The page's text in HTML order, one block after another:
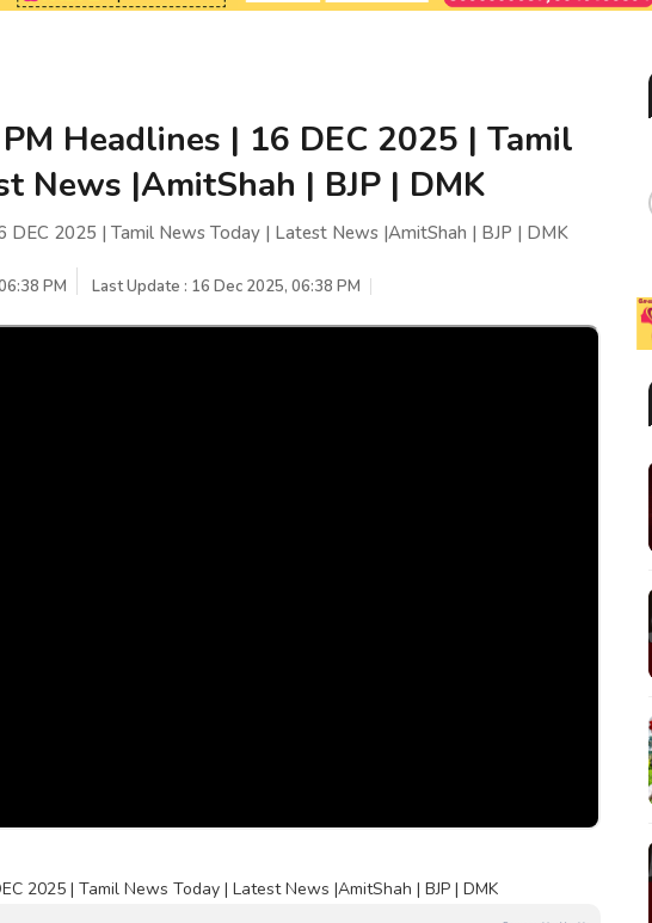
Headlines | 16 DEC 2025 | Tamil
News |AmitShah | BJP | DMK
DEC 2025 | Tamil News Today | Latest News |AmitShah | BJP | DMK
PM Last Update : 16 Dec 2025, 06:38 PM
2025 | Tamil News Today | Latest News |AmitShah | BJP | DMK